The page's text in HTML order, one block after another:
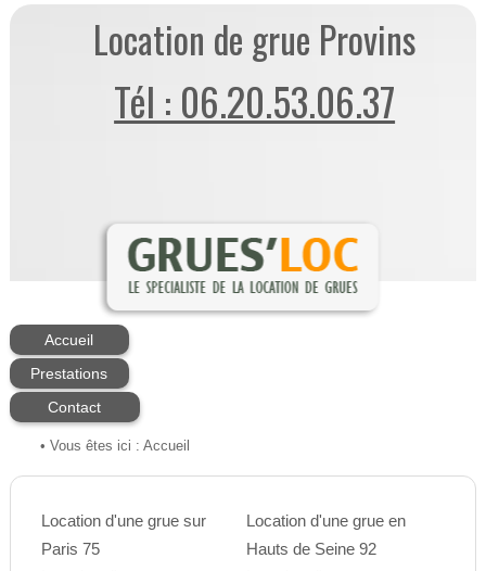
Location de grue Provins
Tél : 06.20.53.06.37
Accueil
Prestations
Contact
• Vous êtes ici : Accueil
Location d'une grue sur
Paris 75
Location d'une grue en
Hauts de Seine 92